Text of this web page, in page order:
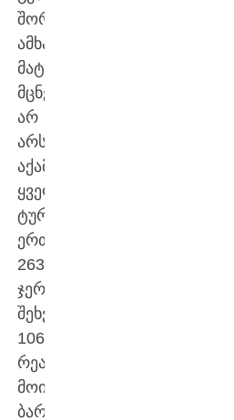
შორის
ამხანაგური
მატჩის
მცნება
არ
არსებობს.
აქამდე
ყველა
ტურნირზე
ერთმანეთს
263-
ჯერ
შეხვედრიან.
106
რეალმა
მოიგო,
ბარსელონამ